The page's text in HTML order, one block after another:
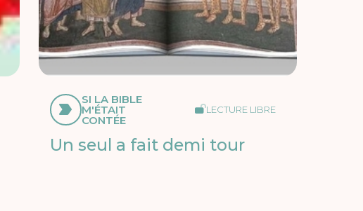
SI LA BIBLE
M'ÉTAIT
CONTÉE
LECTURE LIBRE
Un seul a fait demi tour